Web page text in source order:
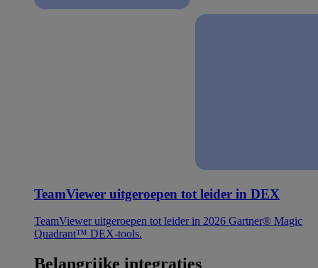
TeamViewer uitgeroepen tot leider in DEX
TeamViewer uitgeroepen tot leider in 2026 Gartner® Magic
Quadrant™ DEX-tools.
Belangrijke integraties